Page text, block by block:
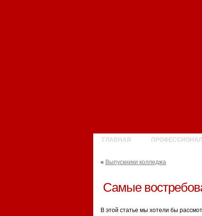
ГЛАВНАЯ
« Выпускники колледжа
Самые
В этой статье мы хотели бы